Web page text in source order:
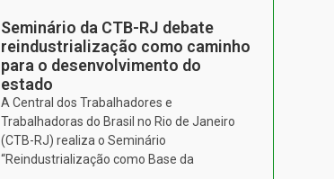
Seminário da CTB-RJ debate
reindustrialização como caminho
para o desenvolvimento do
estado
A Central dos Trabalhadores e
Trabalhadoras do Brasil no Rio de Janeiro
(CTB-RJ) realiza o Seminário
“Reindustrialização como Base da